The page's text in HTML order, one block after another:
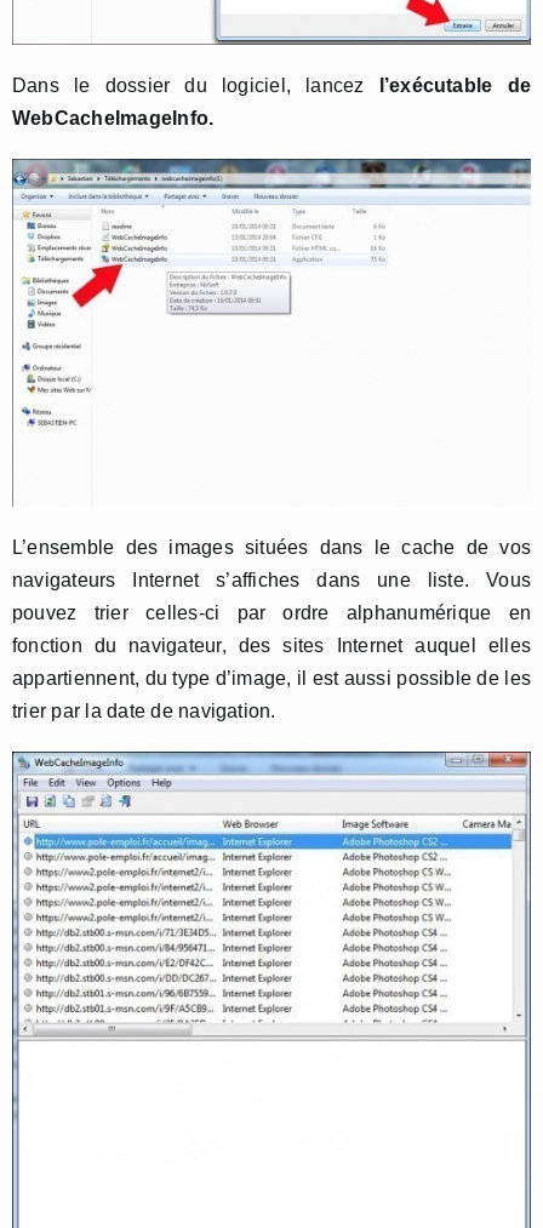
Dans le dossier du logiciel, lancez
l’exécutable de
WebCacheImageInfo.
L’ensemble des images situées dans le cache de vos
navigateurs Internet s’affiches dans une liste. Vous
pouvez trier celles-ci par ordre alphanumérique en
fonction du navigateur, des sites Internet auquel elles
appartiennent, du type d’image, il est aussi possible de les
trier par la date de navigation.